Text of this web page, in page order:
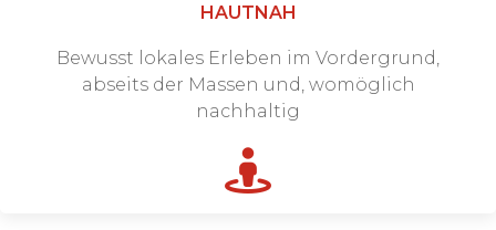
HAUTNAH
Bewusst lokales Erleben im Vordergrund,
abseits der Massen und, womöglich
nachhaltig